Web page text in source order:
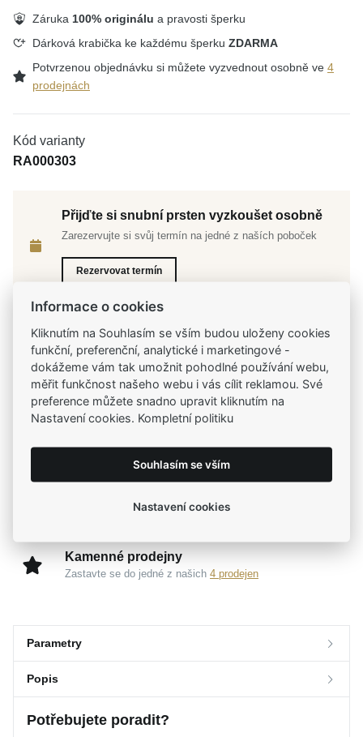
Záruka 100% originálu a pravosti šperku
Dárková krabička ke každému šperku ZDARMA
Potvrzenou objednávku si můžete vyzvednout osobně ve 4
prodejnách
Kód varianty
RA000303
Přijďte si snubní prsten vyzkoušet osobně
Zarezervujte si svůj termín na jedné z naších poboček
Rezervovat termín
Tradiční česká firma
Už od roku 2001 jsme součástí vašich příběhů
Široký výběr produktů
Na našem e-shopu máte výběr z tisíců šperků
Certifikáty původu a kvality k vybraným šperkům
Kamenné prodejny
Zastavte se do jedné z našich 4 prodejen
Parametry
Parametry a specifikace
Značka
Popis
Popis
Potřebujete poradit?
Informace o cookies
Kliknutím na Souhlasím se vším budou uloženy cookies
funkční, preferenční, analytické i marketingové -
dokážeme vám tak umožnit pohodlné používání webu,
měřit funkčnost našeho webu i vás cílit reklamou. Své
preference můžete snadno upravit kliknutím na
Nastavení cookies. Kompletní politiku
Souhlasím se vším
Nastavení cookies